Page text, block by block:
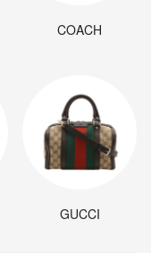
COACH
GUCCI